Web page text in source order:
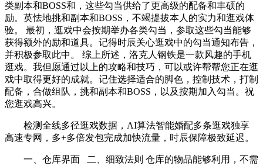
类副本和BOSS和，这些勾当供给了更高级的配备和丰硕的
励。英怯地挑和副本和BOSS，不竭提拔本人的实力和逛戏体
验。 最初，逛戏中会按期举办各类勾当，参取这些勾当能够
获得额外的励和道具。记得时辰关心逛戏中的勾当通知布告，
并积极参取此中。 综上所述，洛克人钢铁是一款风趣的手机
逛戏。我但愿通过以上的攻略和技巧，可以或许帮帮您正在逛
戏中取得更好的成就。记住选择适合的脚色，控制技术，打制
配备，合做组队，挑和副本和BOSS，以及按期加入勾当。祝
您逛戏高兴。
检测全线多径逛戏数据，AI算法智能婚配多条逛戏独享
高速专网，多+多倍发包完成加快流量，时辰保障极致延迟。
一、仓库界面 ​ ​ 二、细致法则 仓库的物品能够利用，不需